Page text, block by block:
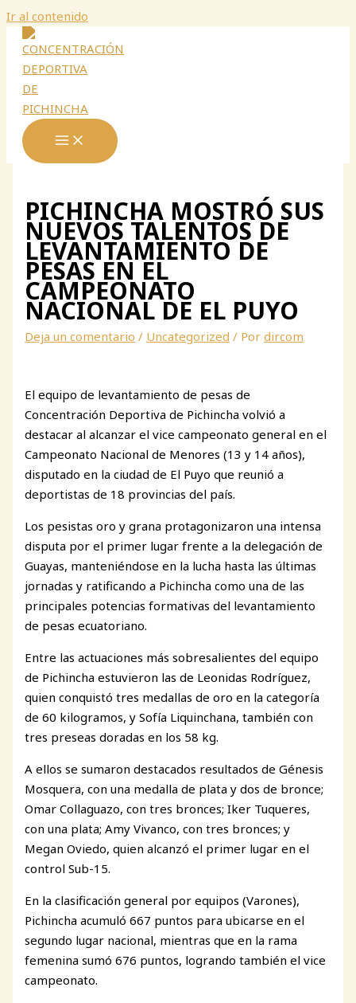
Ir al contenido
PICHINCHA MOSTRÓ SUS
NUEVOS TALENTOS DE
LEVANTAMIENTO DE
PESAS EN EL
CAMPEONATO
NACIONAL DE EL PUYO
Deja un comentario / Uncategorized / Pordircom
El equipo de levantamiento de pesas de
Concentración Deportiva de Pichincha volvió a
destacar al alcanzar el vice campeonato general en el
Campeonato Nacional de Menores (13 y 14 años),
disputado en la ciudad de El Puyo que reunió a
deportistas de 18 provincias del país.
Los pesistas oro y grana protagonizaron una intensa
disputa por el primer lugar frente a la delegación de
Guayas, manteniéndose en la lucha hasta las últimas
jornadas y ratificando a Pichincha como una de las
principales potencias formativas del levantamiento
de pesas ecuatoriano.
Entre las actuaciones más sobresalientes del equipo
de Pichincha estuvieron las de Leonidas Rodríguez,
quien conquistó tres medallas de oro en la categoría
de 60 kilogramos, y Sofía Liquinchana, también con
tres preseas doradas en los 58 kg.
A ellos se sumaron destacados resultados de Génesis
Mosquera, con una medalla de plata y dos de bronce;
Omar Collaguazo, con tres bronces; Iker Tuqueres,
con una plata; Amy Vivanco, con tres bronces; y
Megan Oviedo, quien alcanzó el primer lugar en el
control Sub-15.
En la clasificación general por equipos (Varones),
Pichincha acumuló 667 puntos para ubicarse en el
segundo lugar nacional, mientras que en la rama
femenina sumó 676 puntos, logrando también el vice
campeonato.